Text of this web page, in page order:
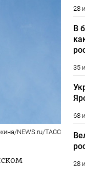
NEWS.ru/ТАСС